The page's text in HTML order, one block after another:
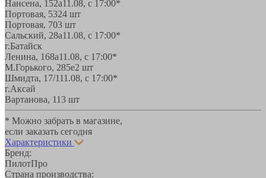
Нансена, 152а11.08, с 17:00*
Портовая, 5324 шт
Портовая, 703 шт
Сальский, 28a11.08, с 17:00*
г.Батайск
Ленина, 168а11.08, с 17:00*
М.Горького, 285е2 шт
Шмидта, 17/111.08, с 17:00*
г.Аксай
Вартанова, 113 шт
* Можно забрать в магазине,
если заказать сегодня
Характеристики
Бренд:
ПилотПро
Страна производства: